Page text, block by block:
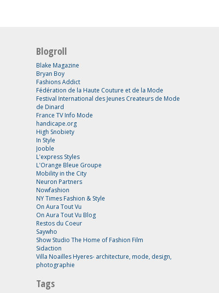
Blogroll
Blake Magazine
Bryan Boy
Fashions Addict
Fédération de la Haute Couture et de la Mode
Festival International des Jeunes Createurs de Mode
de Dinard
France TV Info Mode
handicape.org
High Snobiety
In Style
Jooble
L'express Styles
L'Orange Bleue Groupe
Mobility in the City
Neuron Partners
Nowfashion
NY Times Fashion & Style
On Aura Tout Vu
On Aura Tout Vu Blog
Restos du Coeur
Saywho
Show Studio The Home of Fashion Film
Sidaction
Villa Noailles Hyeres- architecture, mode, design,
photographie
Tags